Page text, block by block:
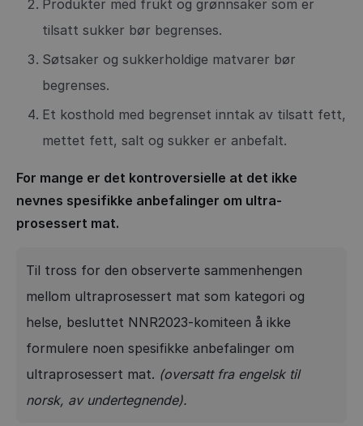
Produkter med frukt og grønnsaker som er
tilsatt sukker bør begrenses.
Søtsaker og sukkerholdige matvarer bør
begrenses.
Et kosthold med begrenset inntak av tilsatt fett,
mettet fett, salt og sukker er anbefalt.
For mange er det kontroversielle at det ikke
nevnes spesifikke anbefalinger om ultra-
prosessert mat.
Til tross for den observerte sammenhengen
mellom ultraprosessert mat som kategori og
helse, besluttet NNR2023-komiteen å ikke
formulere noen spesifikke anbefalinger om
ultraprosessert mat. (oversatt fra engelsk til
norsk, av undertegnende).